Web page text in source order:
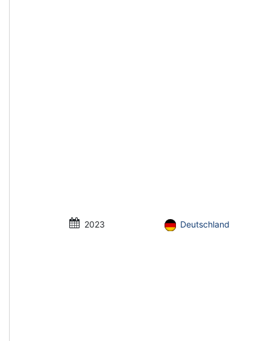
2023 Deutschland